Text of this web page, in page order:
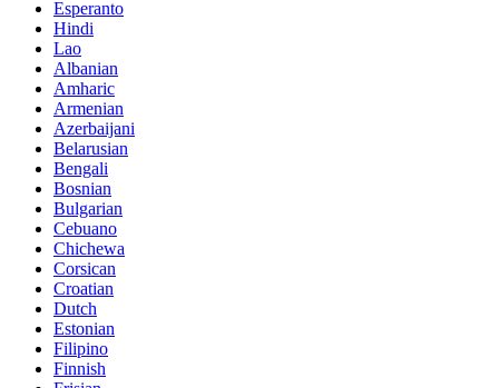
Esperanto
Hindi
Lao
Albanian
Amharic
Armenian
Azerbaijani
Belarusian
Bengali
Bosnian
Bulgarian
Cebuano
Chichewa
Corsican
Croatian
Dutch
Estonian
Filipino
Finnish